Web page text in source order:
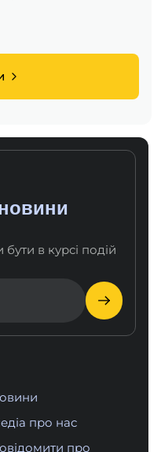
в курсі подій
про нас
про